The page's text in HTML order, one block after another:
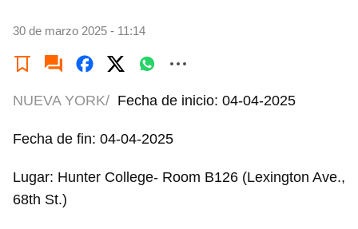
30 de marzo 2025 - 11:14
NUEVA YORK/ Fecha de inicio: 04-04-2025
Fecha de fin: 04-04-2025
Lugar: Hunter College- Room B126 (Lexington Ave.,
68th St.)